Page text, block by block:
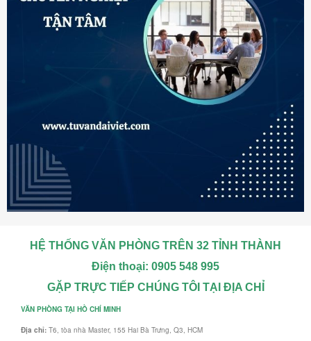
HỆ THỐNG VĂN PHÒNG TRÊN 32 TỈNH THÀNH
Điện thoại: 0905 548 995
GẶP TRỰC TIẾP CHÚNG TÔI TẠI ĐỊA CHỈ
VĂN PHÒNG TẠI HỒ CHÍ MINH
Địa chỉ: T6, tòa nhà Master, 155 Hai Bà Trưng, Q3, HCM